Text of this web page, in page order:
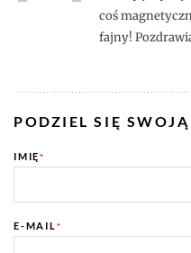
coś
fajny!
PODZIEL SIĘ
IMIĘ*
E-MAIL*